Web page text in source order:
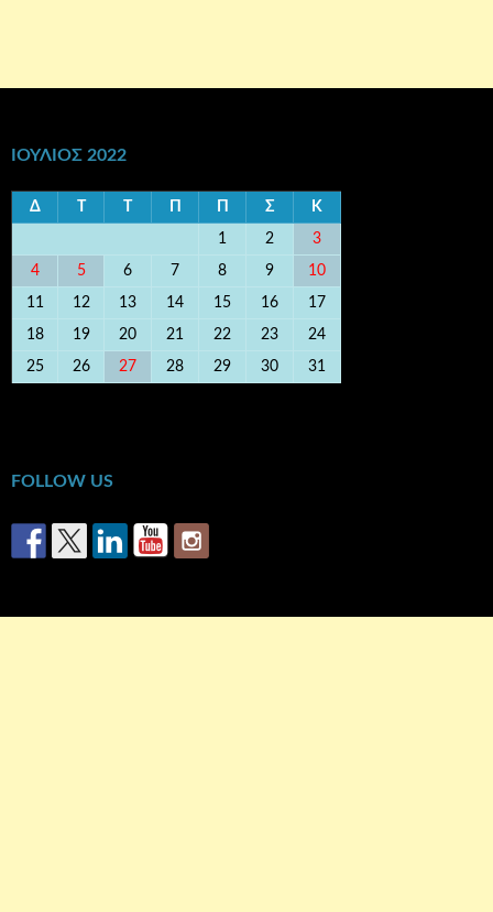
ΙΟΎΛΙΟΣ 2022
Δ Σ Κ
1 2 3
4 5 6 7 8 9 10
11 12 13 14 15 16 17
18 19 20 21 22 23 24
25 26 27 28 29 30 31
FOLLOW US